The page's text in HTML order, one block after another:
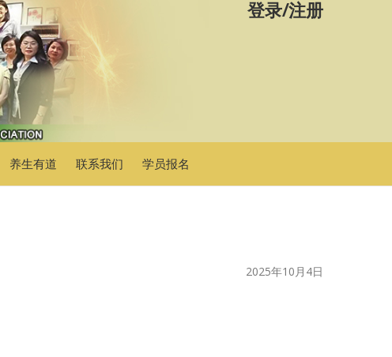
登录/注册
养生有道 联系我们 学员报名
2025年10月4日